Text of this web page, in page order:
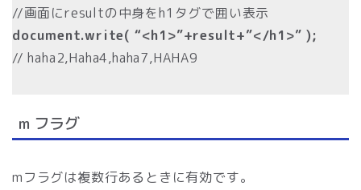
//画面にresultの中身をh1タグで囲い表示
document.write( “<h1>”+result+”</h1>” );
// haha2,Haha4,haha7,HAHA9
m フラグ
mフラグは複数行あるときに有効です。